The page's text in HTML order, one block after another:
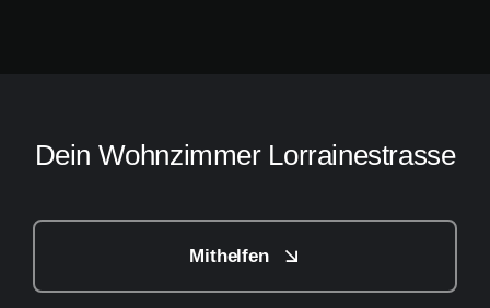
Dein Wohnzimmer Lorrainestrasse
Mithelfen